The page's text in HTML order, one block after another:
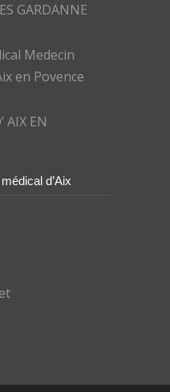
GARDANNE
Medecin
en Povence
AIX EN
d’Aix